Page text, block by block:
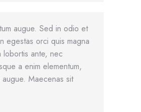
augue. Sed in odio et
egestas orci quis magna
lobortis ante, nec
a enim elementum,
Maecenas sit